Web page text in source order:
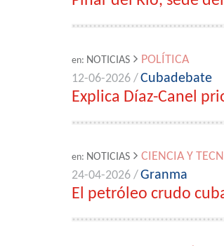
en: NOTICIAS
POLÍTICA
12-06-2026 /Cubadebate
Explica Díaz-Canel
en: NOTICIAS
CIENCIA Y
24-04-2026 /Granma
El petróleo crudo